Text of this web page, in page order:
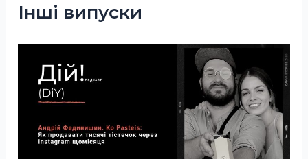
Інші випуски